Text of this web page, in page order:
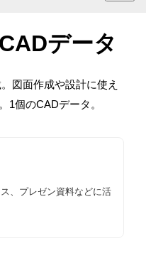
データ
図面作成や設計に使え
1個のCADデータ。
、プレゼン資料などに活